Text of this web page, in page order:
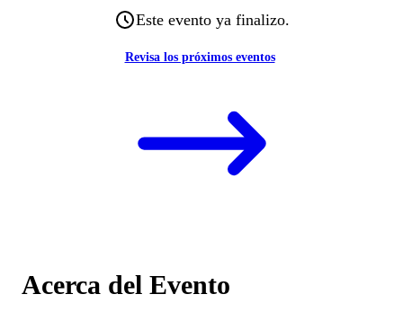
Este evento ya finalizo.
Revisa los próximos eventos
Acerca del Evento